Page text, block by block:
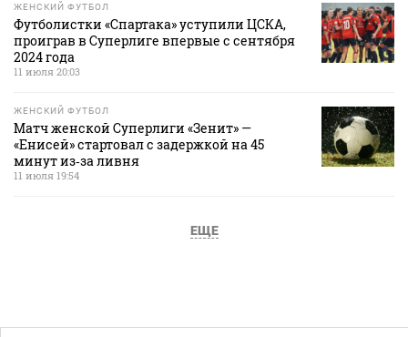
ЖЕНСКИЙ ФУТБОЛ
Футболистки «Спартака» уступили ЦСКА,
проиграв в Суперлиге впервые с сентября
2024 года
11 июля 20:03
ЖЕНСКИЙ ФУТБОЛ
Матч женской Суперлиги «Зенит» —
«Енисей» стартовал с задержкой на 45
минут из‑за ливня
11 июля 19:54
ЕЩЕ